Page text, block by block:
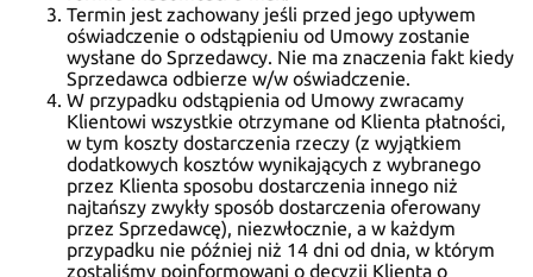
Termin jest zachowany jeśli przed jego upływem
oświadczenie o odstąpieniu od Umowy zostanie
wysłane do Sprzedawcy. Nie ma znaczenia fakt kiedy
Sprzedawca odbierze w/w oświadczenie.
W przypadku odstąpienia od Umowy zwracamy
Klientowi wszystkie otrzymane od Klienta płatności,
w tym koszty dostarczenia rzeczy (z wyjątkiem
dodatkowych kosztów wynikających z wybranego
przez Klienta sposobu dostarczenia innego niż
najtańszy zwykły sposób dostarczenia oferowany
przez Sprzedawcę), niezwłocznie, a w każdym
przypadku nie później niż 14 dni od dnia, w którym
zostaliśmy poinformowani o decyzji Klienta o